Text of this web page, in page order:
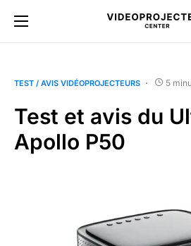
TEST / AVIS VIDÉOPROJECTEURS 5
Test et avis du
Apollo P50